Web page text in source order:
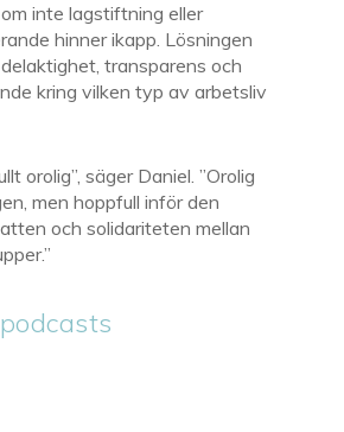
inte lagstiftning eller
hinner ikapp. Lösningen
transparens och
kring vilken typ av arbetsliv
orolig”, säger Daniel. ”Orolig
men hoppfull inför den
och solidariteten mellan